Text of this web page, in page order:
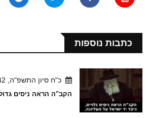
כתבות נוספות
כ"ח סיון התשפ"ה, 14:42
הקב"ה הראה ניסים